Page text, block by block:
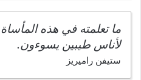
ما تعلمته في هذه
لأناس طيبين يسوءون.
ستيفن راميريز